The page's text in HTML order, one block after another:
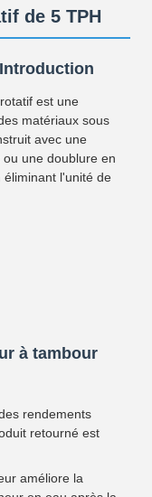
de 5 TPH
est une
matériaux sous
avec une
une doublure en
éliminant l'unité de
à tambour
rendements
retourné est
améliore la